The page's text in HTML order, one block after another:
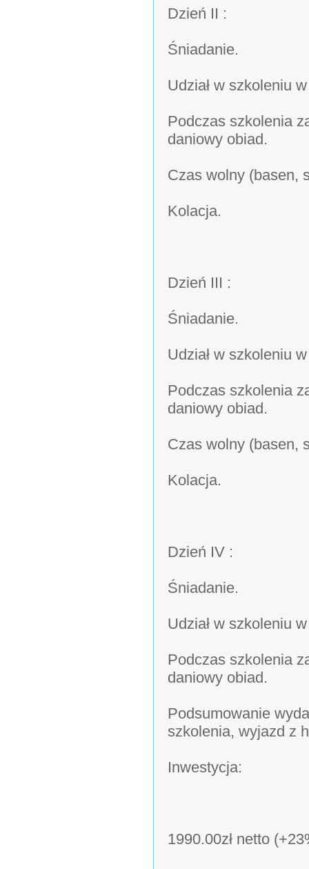
Dzień II :
Śniadanie.
Udział w szkoleniu
Podczas szkolenia
daniowy obiad.
Czas wolny (basen,
Kolacja.
Dzień III :
Śniadanie.
Udział w szkoleniu
Podczas szkolenia
daniowy obiad.
Czas wolny (basen,
Kolacja.
Dzień IV :
Śniadanie.
Udział w szkoleniu
Podczas szkolenia
daniowy obiad.
Podsumowanie
szkolenia, wyjazd z
Inwestycja:
1990.00zł netto